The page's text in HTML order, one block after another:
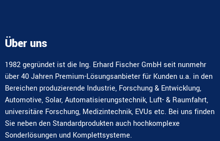
Über uns
1982 gegründet ist die Ing. Erhard Fischer GmbH seit nunmehr
über 40 Jahren Premium-Lösungsanbieter für Kunden u.a. in den
Bereichen produzierende Industrie, Forschung & Entwicklung,
Automotive, Solar, Automatisierungstechnik, Luft- & Raumfahrt,
universitäre Forschung, Medizintechnik, EVUs etc. Bei uns finden
Sie neben den Standardprodukten auch hochkomplexe
Sonderlösungen und Komplettsysteme.